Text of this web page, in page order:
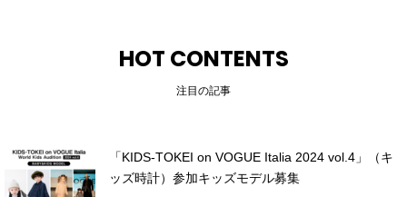
HOT CONTENTS
注目の記事
「KIDS-TOKEI on VOGUE Italia 2024 vol.4」（キ
ッズ時計）参加キッズモデル募集